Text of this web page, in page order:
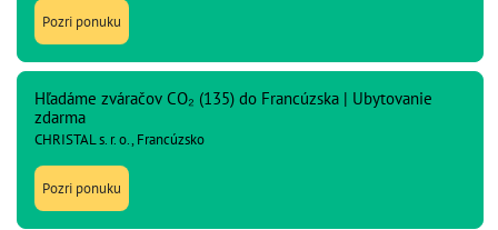
Pozri ponuku
Hľadáme zváračov CO₂ (135) do Francúzska | Ubytovanie
zdarma
CHRISTAL s. r. o., Francúzsko
Pozri ponuku